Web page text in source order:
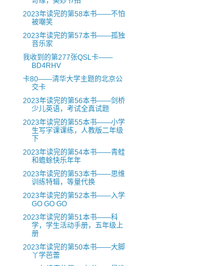
2023年读完的第58本书——不怕
被嘲笑
2023年读完的第57本书——孤独
音乐家
我收到的第277张QSL卡——
BD4RHV
卡80——清华大学主题的北京公
交卡
2023年读完的第56本书——剑桥
少儿英语，考试全真试题
2023年读完的第55本书——小学
生写字课课练，人教版二年级
下
2023年读完的第54本书——青蛙
和蟾蜍快乐年年
2023年读完的第53本书——思维
训练特辑，等量代换
2023年读完的第52本书——入学
GO GO GO
2023年读完的第51本书——科
学，学生活动手册，五年级上
册
2023年读完的第50本书——大脚
丫学芭蕾